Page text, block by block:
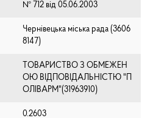
№ 712 від 05.06.2003
Чернівецька міська рада (⁨3606
8147⁩)
ТОВАРИСТВО З ОБМЕЖЕН
ОЮ ВІДПОВІДАЛЬНІСТЮ "П
ОЛІВАРМ"(31963910)
0.2603